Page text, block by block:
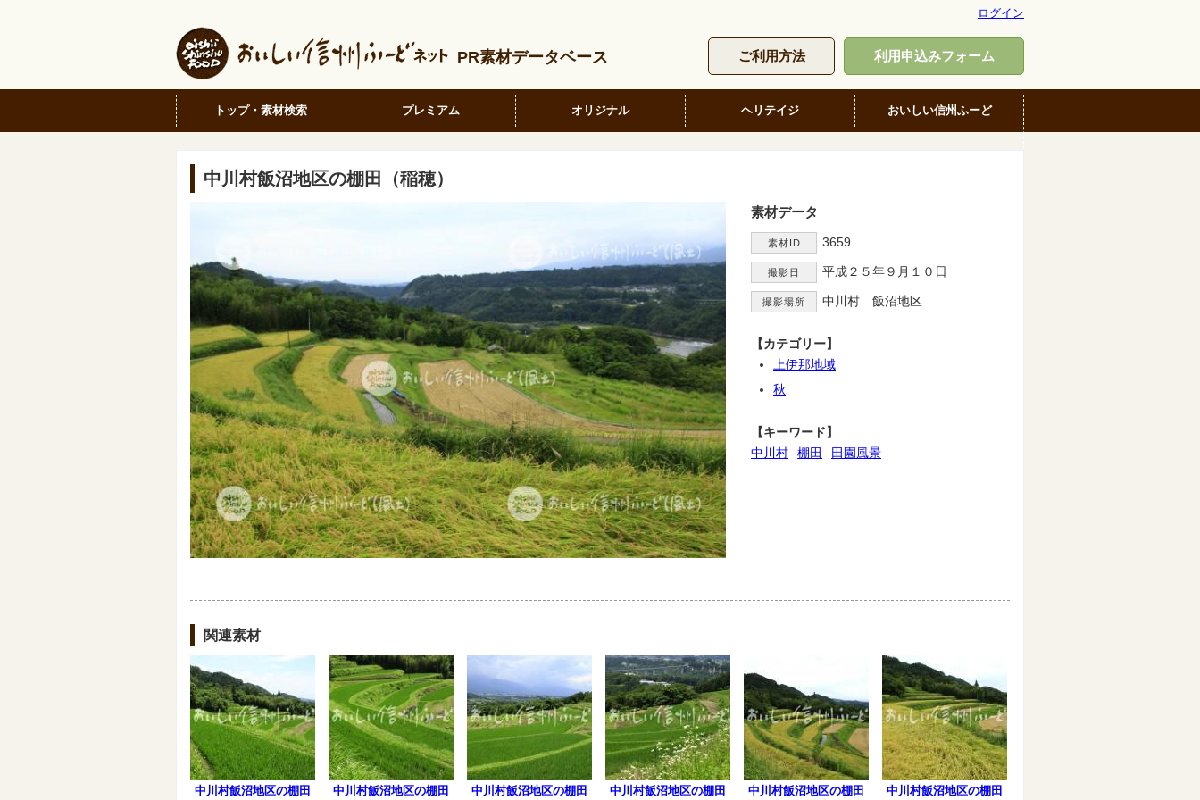
ログイン
PR素材データベース ご利用方法 利用申込みフォーム
トップ・素材検索 プレミアム オリジナル ヘリテイジ おいしい信州ふーど
中川村飯沼地区の棚田（稲穂）
素材データ
素材ID 3659
撮影日 平成２５年９月１０日
撮影場所 中川村 飯沼地区
【カテゴリー】
上伊那地域
秋
【キーワード】
中川村
棚田 田園風景
関連素材
中川村飯沼地区の棚田 中川村飯沼地区の棚田 中川村飯沼地区の棚田 中川村飯沼地区の棚田 中川村飯沼地区の棚田 中川村飯沼地区の棚田